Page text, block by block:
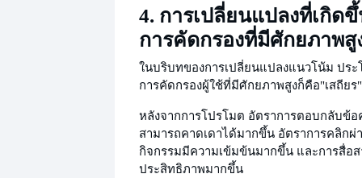
4. การเปลี่ยนแปลงที่เกิด
การคัดกรองที่มีศักยภาพสู
ในบริบทของการเปลี่ยนแปลงแนวโน้ม ปร
การคัดกรองผู้ใช้ที่มีศักยภาพสูงก็คือ"เสถียร
หลังจากการโปรโมต อัตราการตอบกลับข้อ
สามารถคาดเดาได้มากขึ้น อัตราการคลิกผ่
กิจกรรมมีความเข้มข้นมากขึ้น และการสื่อ
ประสิทธิภาพมากขึ้น